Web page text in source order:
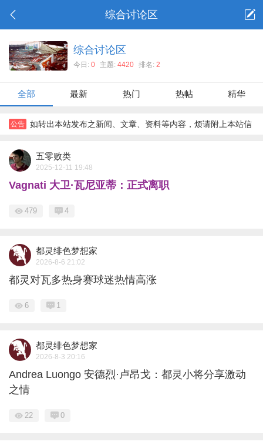
综合讨论区
综合讨论区
今日: 0 主题: 4420 排名: 2
全部 最新 热门 热帖 精华
公告 如转出本站发布之新闻、文章、资料等内容，烦请附上本站信
五零败类
2025-12-11 19:48
Vagnati 大卫·瓦尼亚蒂：正式离职
479 4
都灵绯色梦想家
2026-8-6 21:02
都灵对瓦多热身赛球迷热情高涨
6 1
都灵绯色梦想家
2026-8-3 20:16
Andrea Luongo 安德烈·卢昂戈：都灵小将分享激动
之情
22 0